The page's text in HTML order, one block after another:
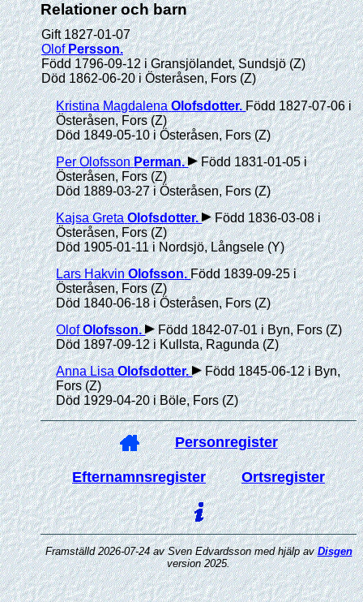
Relationer och barn
Gift 1827-01-07
Olof Persson.
Född 1796-09-12 i Gransjölandet, Sundsjö (Z)
Död 1862-06-20 i Österåsen, Fors (Z)
Kristina Magdalena Olofsdotter.Född 1827-07-06 i
Österåsen, Fors (Z)
Död 1849-05-10 i Österåsen, Fors (Z)
Per Olofsson Perman.
Född 1831-01-05 i
Österåsen, Fors (Z)
Död 1889-03-27 i Österåsen, Fors (Z)
Kajsa Greta Olofsdotter.
Född 1836-03-08 i
Österåsen, Fors (Z)
Död 1905-01-11 i Nordsjö, Långsele (Y)
Lars Hakvin Olofsson.Född 1839-09-25 i
Österåsen, Fors (Z)
Död 1840-06-18 i Österåsen, Fors (Z)
Olof Olofsson.
Född 1842-07-01 i Byn, Fors (Z)
Död 1897-09-12 i Kullsta, Ragunda (Z)
Anna Lisa Olofsdotter.
Född 1845-06-12 i Byn,
Fors (Z)
Död 1929-04-20 i Böle, Fors (Z)
Personregister
Efternamnsregister Ortsregister
Framställd 2026-07-24 av Sven Edvardsson med hjälp avDisgen
version 2025.